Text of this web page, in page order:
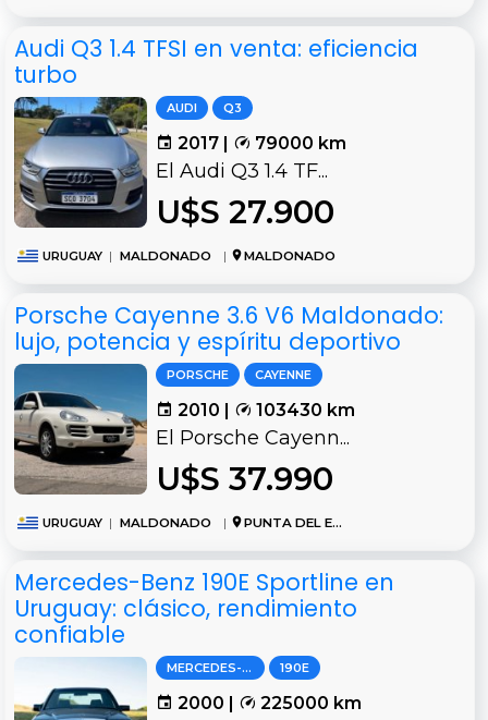
Audi Q3 1.4 TFSI en venta: eficiencia
turbo
AUDI Q3
2017 | 79000 km
El Audi Q3 1.4 TF...
U$S 27.900
URUGUAY | MALDONADO | MALDONADO
Porsche Cayenne 3.6 V6 Maldonado:
lujo, potencia y espíritu deportivo
PORSCHE CAYENNE
2010 | 103430 km
El Porsche Cayenn...
U$S 37.990
URUGUAY | MALDONADO | PUNTA DEL ESTE
Mercedes-Benz 190E Sportline en
Uruguay: clásico, rendimiento
confiable
MERCEDES-BENZ 190E
2000 | 225000 km